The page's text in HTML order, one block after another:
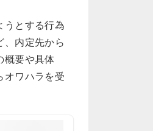
うとする行為
、内定先から
概要や具体
オワハラを受